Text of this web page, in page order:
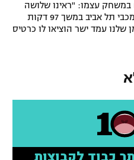
במשחק עצמו: "ראינו שלושה
מאמנים עומדים על הקווים אצל מכבי תל אביב במשך 97 דקות
עמד ישר הוציאו לו כרטיס